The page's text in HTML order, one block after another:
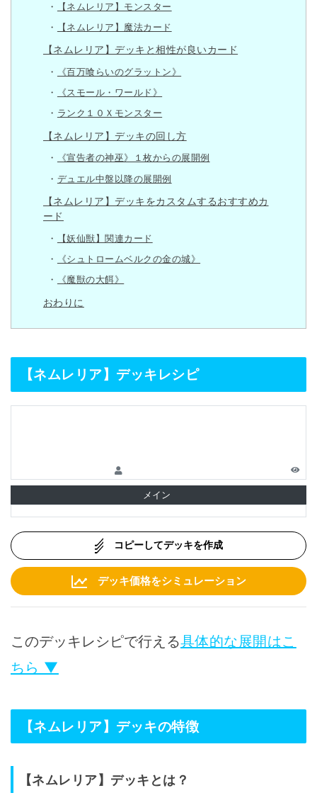
【ネムレリア】モンスター
【ネムレリア】魔法カード
【ネムレリア】デッキと相性が良いカード
《百万喰らいのグラットン》
《スモール・ワールド》
ランク１０Ｘモンスター
【ネムレリア】デッキの回し方
《宣告者の神巫》１枚からの展開例
デュエル中盤以降の展開例
【ネムレリア】デッキをカスタムするおすすめカ
ード
【妖仙獣】関連カード
《シュトロームベルクの金の城》
《魔獣の大餌》
おわりに
【ネムレリア】デッキレシピ
メイン
コピーしてデッキを作成
デッキ価格をシミュレーション
このデッキレシピで行える具体的な展開はこ
ちら ▼
【ネムレリア】デッキの特徴
【ネムレリア】デッキとは？